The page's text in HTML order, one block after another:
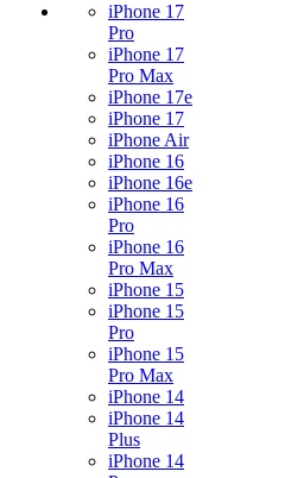
iPhone 17
Pro
iPhone 17
Pro Max
iPhone 17e
iPhone 17
iPhone Air
iPhone 16
iPhone 16e
iPhone 16
Pro
iPhone 16
Pro Max
iPhone 15
iPhone 15
Pro
iPhone 15
Pro Max
iPhone 14
iPhone 14
Plus
iPhone 14